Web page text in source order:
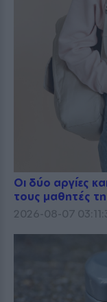
Οι δύο αργίες
τους μαθητές
2026-08-07